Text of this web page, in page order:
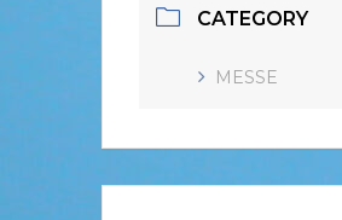
CATEGORY
MESSE